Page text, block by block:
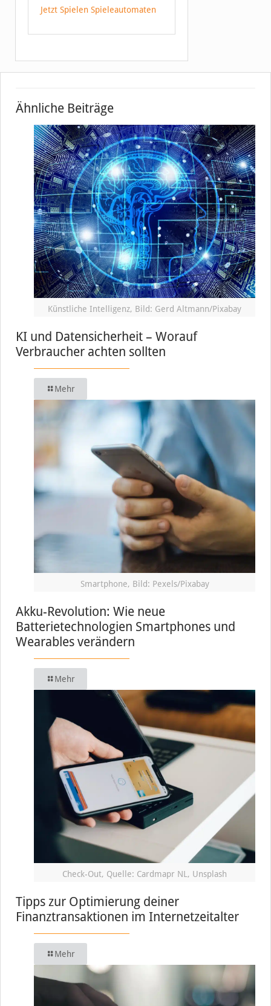
Jetzt Spielen Spieleautomaten
Ähnliche Beiträge
Künstliche Intelligenz, Bild: Gerd Altmann/Pixabay
KI und Datensicherheit – Worauf
Verbraucher achten sollten
Mehr
Smartphone, Bild: Pexels/Pixabay
Akku-Revolution: Wie neue
Batterietechnologien Smartphones und
Wearables verändern
Mehr
Check-Out, Quelle: Cardmapr NL, Unsplash
Tipps zur Optimierung deiner
Finanztransaktionen im Internetzeitalter
Mehr